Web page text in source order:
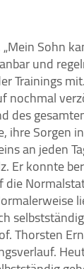
Sohn
und
Trainings
nochmal
des
Sorgen
an jeden
Er konnte
Thorsten